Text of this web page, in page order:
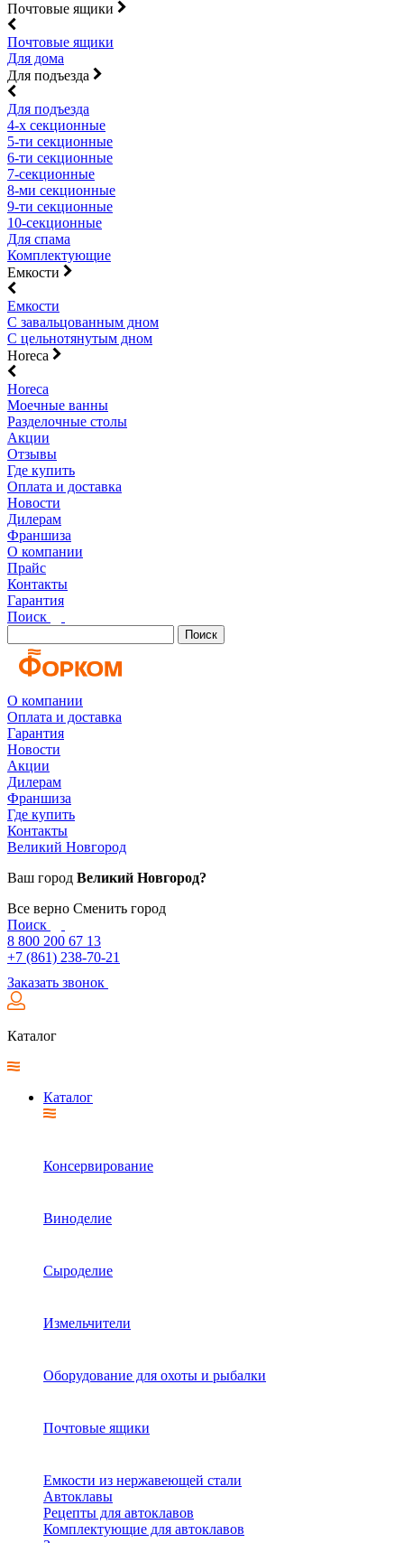
Почтовые ящики
Почтовые ящики
Для дома
Для подъезда
Для подъезда
4-х секционные
5-ти секционные
6-ти секционные
7-секционные
8-ми секционные
9-ти секционные
10-секционные
Для спама
Комплектующие
Емкости
Емкости
С завальцованным дном
С цельнотянутым дном
Horeca
Horeca
Моечные ванны
Разделочные столы
Акции
Отзывы
Где купить
Оплата и доставка
Новости
Дилерам
Франшиза
О компании
Прайс
Контакты
Гарантия
Поиск
Поиск
О компании
Оплата и доставка
Гарантия
Новости
Акции
Дилерам
Франшиза
Где купить
Контакты
Великий Новгород
Ваш город Великий Новгород?
Все верно Сменить город
Поиск
8 800 200 67 13
+7 (861) 238-70-21
Заказать звонок
Каталог
Каталог
Консервирование
Виноделие
Сыроделие
Измельчители
Оборудование для охоты и рыбалки
Почтовые ящики
Емкости из нержавеющей стали
Автоклавы
Рецепты для автоклавов
Комплектующие для автоклавов